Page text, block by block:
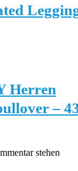
Herren
–
stehen